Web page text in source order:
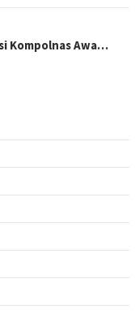
Kompolnas Awa…